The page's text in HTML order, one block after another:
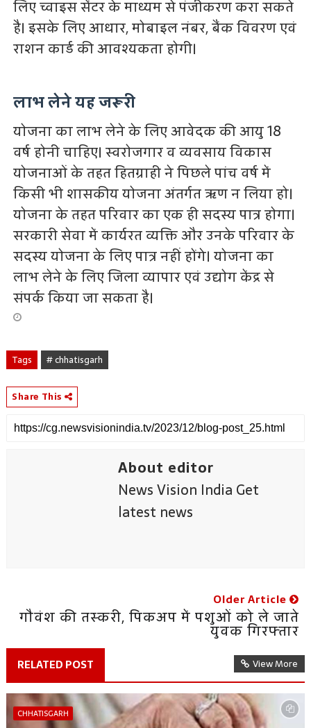
लिए च्वाइस सेंटर के माध्यम से पंजीकरण करा सकते
है। इसके लिए आधार, मोबाइल नंबर, बैंक विवरण एवं
राशन कार्ड की आवश्यकता होगी।
लाभ लेने यह जरूरी
योजना का लाभ लेने के लिए आवेदक की आयु 18
वर्ष होनी चाहिए। स्वरोजगार व व्यवसाय विकास
योजनाओं के तहत हितग्राही ने पिछले पांच वर्ष में
किसी भी शासकीय योजना अंतर्गत ऋण न लिया हो।
योजना के तहत परिवार का एक ही सदस्य पात्र होगा।
सरकारी सेवा में कार्यरत व्यक्ति और उनके परिवार के
सदस्य योजना के लिए पात्र नहीं होंगे। योजना का
लाभ लेने के लिए जिला व्यापार एवं उद्योग केंद्र से
संपर्क किया जा सकता है।
Tags # chhatisgarh
Share This
About editor
News Vision India Get
latest news
Older Article
गौवंश की तस्करी, पिकअप में पशुओं को ले जाते
युवक गिरफ्तार
RELATED POST View More
CHHATISGARH